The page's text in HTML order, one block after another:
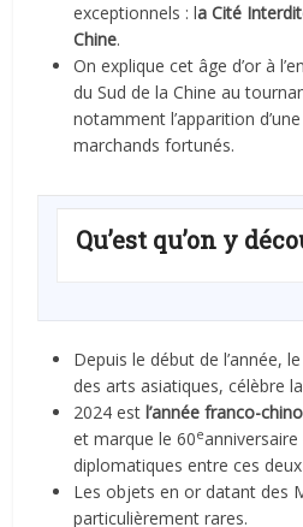
exceptionnels : la Cité
Chine.
On explique cet âge d’or à
du Sud de la Chine au
notamment l’apparition
marchands fortunés.
Qu’est qu’on y
Depuis le début de l’année,
des arts asiatiques, célèbre
2024 est l’année franco-
et marque le 60e
diplomatiques entre ces
Les objets en or datant des
particulièrement rares.